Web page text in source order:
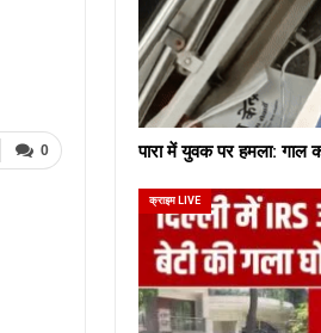
0 पारा में युवक पर हमला: गाल
क्राइम LIVE